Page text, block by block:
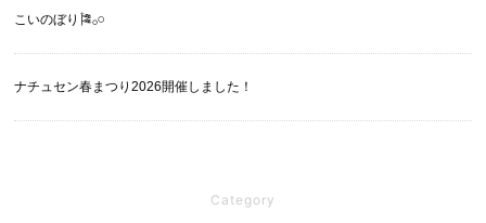
こいのぼり🎏‪𓂂𓏸
ナチュセン春まつり2026開催しました！
Category